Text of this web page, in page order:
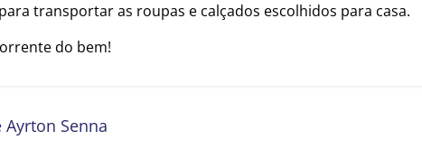
transportar as roupas e calçados escolhidos para casa.
do bem!
Senna